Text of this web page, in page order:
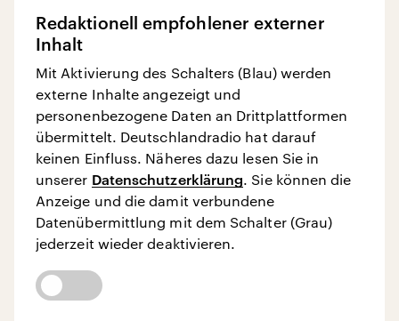
Redaktionell empfohlener externer
Inhalt
Mit Aktivierung des Schalters (Blau) werden
externe Inhalte angezeigt und
personenbezogene Daten an Drittplattformen
übermittelt. Deutschlandradio hat darauf
keinen Einfluss. Näheres dazu lesen Sie in
unserer Datenschutzerklärung. Sie können die
Anzeige und die damit verbundene
Datenübermittlung mit dem Schalter (Grau)
jederzeit wieder deaktivieren.